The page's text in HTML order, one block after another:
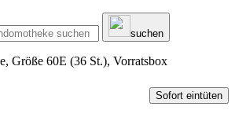
suchen
Größe 60E (36 St.), Vorratsbox
Sofort eintüten